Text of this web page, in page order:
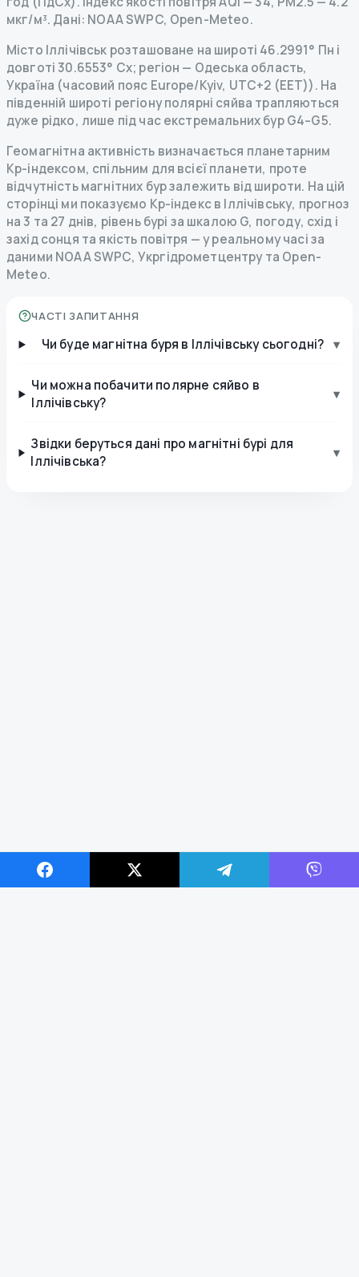
мкг/м³. Дані: NOAA SWPC, Open-Meteo.
Місто Іллічівськ розташоване на широті 46.2991° Пн і
довготі 30.6553° Сх; регіон — Одеська область,
Україна (часовий пояс Europe/Kyiv, UTC+2 (EET)). На
південній широті регіону полярні сяйва трапляються
дуже рідко, лише під час екстремальних бур G4–G5.
Геомагнітна активність визначається планетарним
Kp-індексом, спільним для всієї планети, проте
відчутність магнітних бур залежить від широти. На цій
сторінці ми показуємо Kp-індекс в Іллічівську, прогноз
на 3 та 27 днів, рівень бурі за шкалою G, погоду, схід і
захід сонця та якість повітря — у реальному часі за
даними NOAA SWPC, Укргідрометцентру та Open-
Meteo.
ЧАСТІ ЗАПИТАННЯ
Чи буде магнітна буря в Іллічівську сьогодні? ▾
Чи можна побачити полярне сяйво в
Іллічівську?
▾
Звідки беруться дані про магнітні бурі для
Іллічівська?
▾